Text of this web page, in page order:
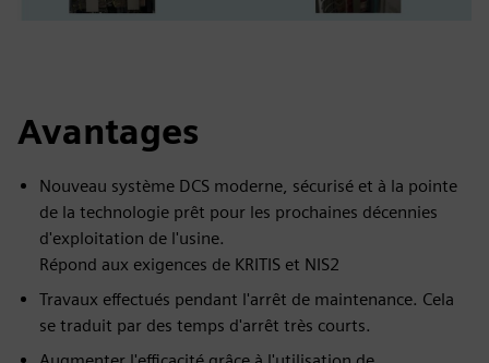
Avantages
Nouveau système DCS moderne, sécurisé et à la pointe
de la technologie prêt pour les prochaines décennies
d'exploitation de l'usine.
Répond aux exigences de KRITIS et NIS2
Travaux effectués pendant l'arrêt de maintenance. Cela
se traduit par des temps d'arrêt très courts.